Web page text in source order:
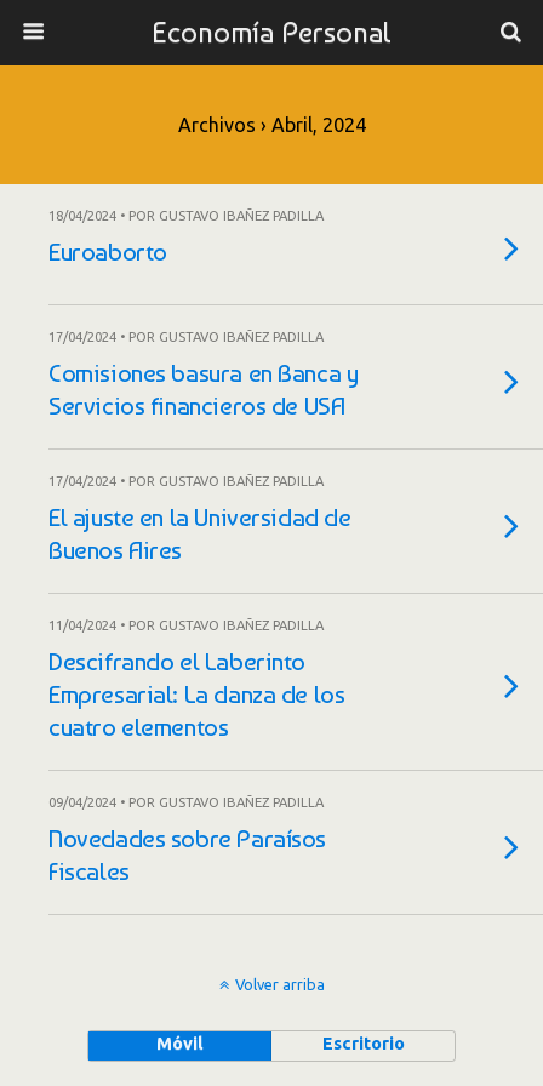
Economía Personal
Archivos › Abril, 2024
18/04/2024 • POR GUSTAVO IBAÑEZ PADILLA
Euroaborto
17/04/2024 • POR GUSTAVO IBAÑEZ PADILLA
Comisiones basura en Banca y
Servicios financieros de USA
17/04/2024 • POR GUSTAVO IBAÑEZ PADILLA
El ajuste en la Universidad de
Buenos Aires
11/04/2024 • POR GUSTAVO IBAÑEZ PADILLA
Descifrando el Laberinto
Empresarial: La danza de los
cuatro elementos
09/04/2024 • POR GUSTAVO IBAÑEZ PADILLA
Novedades sobre Paraísos
Fiscales
Volver arriba
Móvil Escritorio